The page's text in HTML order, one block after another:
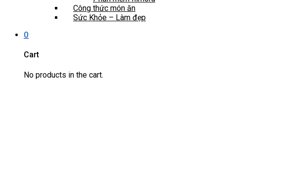
Công thức món ăn
Sức Khỏe – Làm đẹp
0
Cart
No products in the cart.